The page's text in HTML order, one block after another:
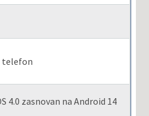
telefon
4.0 zasnovan na Android 14